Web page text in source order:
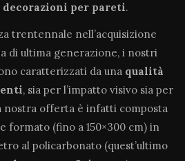
decorazioni per pareti.
trentennale nell’acquisizione
di ultima generazione, i nostri
caratterizzati da una qualità
, sia per l’impatto visivo sia per
nostra offerta è infatti composta
formato (fino a 150×300 cm) in
al policarbonato (quest’ultimo